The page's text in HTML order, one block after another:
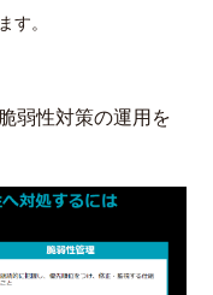
す。
弱性対策の運用を